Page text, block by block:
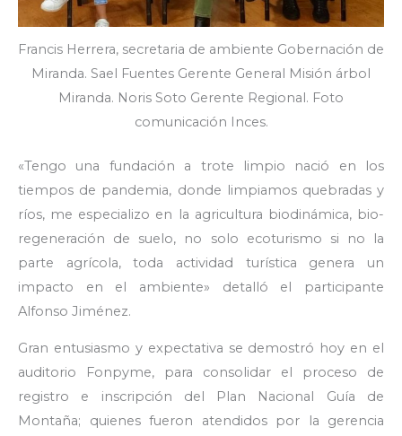
Francis Herrera, secretaria de ambiente Gobernación de
Miranda. Sael Fuentes Gerente General Misión árbol
Miranda. Noris Soto Gerente Regional. Foto
comunicación Inces.
«Tengo una fundación a trote limpio nació en los
tiempos de pandemia, donde limpiamos quebradas y
ríos, me especializo en la agricultura biodinámica, bio-
regeneración de suelo, no solo ecoturismo si no la
parte agrícola, toda actividad turística genera un
impacto en el ambiente» detalló el participante
Alfonso Jiménez.
Gran entusiasmo y expectativa se demostró hoy en el
auditorio Fonpyme, para consolidar el proceso de
registro e inscripción del Plan Nacional Guía de
Montaña; quienes fueron atendidos por la gerencia